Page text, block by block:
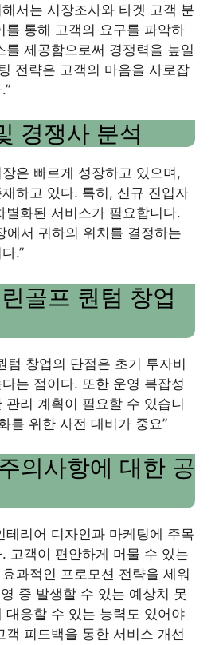
서는 시장조사와 타겟 고객 분
를 통해 고객의 요구를 파악하
를 제공함으로써 경쟁력을 높일
전략은 고객의 마음을 사로잡
경쟁사 분석
은 빠르게 성장하고 있으며,
하고 있다. 특히, 신규 진입자
별화된 서비스가 필요합니다.
에서 귀하의 위치를 ​​결정하는
.”
골프 퀀텀 창업
텀 창업의 단점은 초기 투자비
는 점이다. 또한 운영 복잡성
관리 계획이 필요할 수 있습니
를 위한 사전 대비가 중요”
의사항에 대한 공
테리어 디자인과 마케팅에 주목
고객이 편안하게 머물 수 있는
과적인 프로모션 전략을 세워
중 발생할 수 있는 예상치 못
대응할 수 있는 능력도 있어야
객 피드백을 통한 서비스 개선